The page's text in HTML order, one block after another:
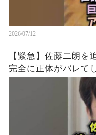
2026/07/12
【緊急】佐藤二朗を
完全に正体がバレて